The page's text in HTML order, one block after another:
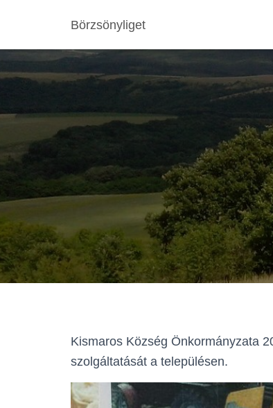
Börzsönyliget
Kismaros Község Önkormányzata
szolgáltatását a településen.